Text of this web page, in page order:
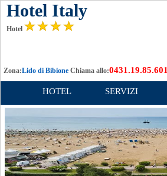
Hotel Italy
Hotel
Zona:Lido di Bibione Chiama allo:0431.19.85.601
HOTEL SERVIZI